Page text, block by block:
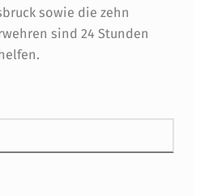
sowie die zehn
sind 24 Stunden